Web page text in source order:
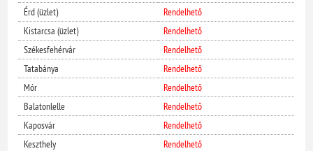
Érd (üzlet)
Rendelhető
Kistarcsa (üzlet)
Rendelhető
Székesfehérvár
Rendelhető
Tatabánya
Rendelhető
Mór
Rendelhető
Balatonlelle
Rendelhető
Kaposvár
Rendelhető
Keszthely
Rendelhető